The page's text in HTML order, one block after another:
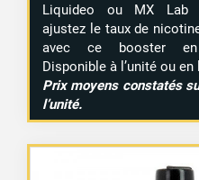
Liquideo ou MX Lab
ajustez le taux de
avec ce booster en
Disponible à l’unité ou
Prix moyens constatés
l’unité.